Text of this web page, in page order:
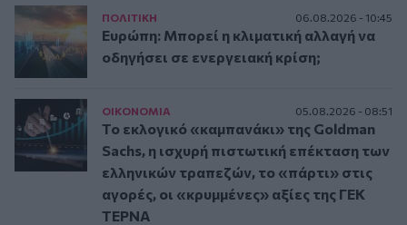
ΠΟΛΙΤΙΚΗ 06.08.2026 - 10:45
Ευρώπη: Μπορεί η κλιματική αλλαγή να
οδηγήσει σε ενεργειακή κρίση;
ΟΙΚΟΝΟΜΙΑ 05.08.2026 - 08:51
Το εκλογικό «καμπανάκι» της Goldman
Sachs, η ισχυρή πιστωτική επέκταση των
ελληνικών τραπεζών, το «πάρτι» στις
αγορές, οι «κρυμμένες» αξίες της ΓΕΚ
ΤΕΡΝΑ